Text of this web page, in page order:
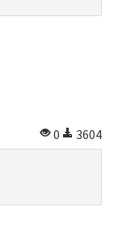
0
3604